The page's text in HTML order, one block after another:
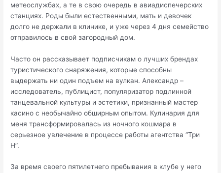
метеослужбах, а те в свою очередь в авиадиспечерских
станциях. Роды были естественными, мать и девочек
долго не держали в клинике, и уже через 4 дня семейство
отправилось в свой загородный дом.
Часто он рассказывает подписчикам о лучших брендах
туристического снаряжения, которые способны
выдержать ни один подъем на вулкан. Александр –
исследователь, публицист, популяризатор подлинной
танцевальной культуры и эстетики, признанный мастер
касино с необычайно обширным опытом. Кулинария для
меня трансформировалась из ночного кошмара в
серьезное увлечение в процессе работы агентства “Три
Н”.
За время своего пятилетнего пребывания в клубе у него